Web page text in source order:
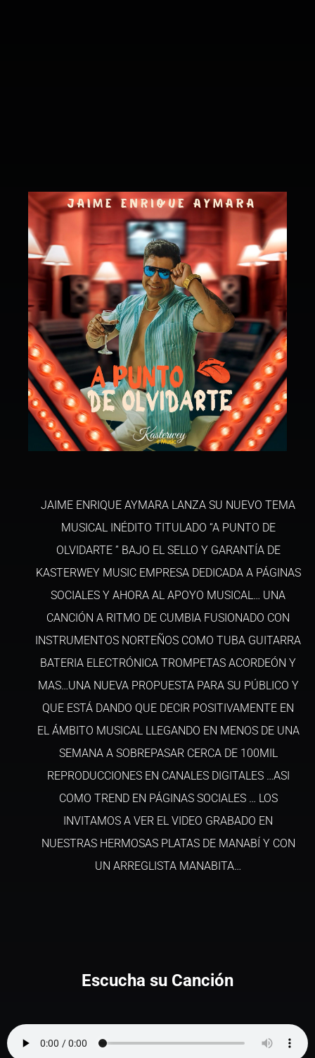
JAIME ENRIQUE AYMARA LANZA SU NUEVO TEMA
MUSICAL INÉDITO TITULADO “A PUNTO DE
OLVIDARTE ” BAJO EL SELLO Y GARANTÍA DE
KASTERWEY MUSIC EMPRESA DEDICADA A PÁGINAS
SOCIALES Y AHORA AL APOYO MUSICAL… UNA
CANCIÓN A RITMO DE CUMBIA FUSIONADO CON
INSTRUMENTOS NORTEÑOS COMO TUBA GUITARRA
BATERIA ELECTRÓNICA TROMPETAS ACORDEÓN Y
MAS…UNA NUEVA PROPUESTA PARA SU PÚBLICO Y
QUE ESTÁ DANDO QUE DECIR POSITIVAMENTE EN
EL ÁMBITO MUSICAL LLEGANDO EN MENOS DE UNA
SEMANA A SOBREPASAR CERCA DE 100MIL
REPRODUCCIONES EN CANALES DIGITALES …ASI
COMO TREND EN PÁGINAS SOCIALES … LOS
INVITAMOS A VER EL VIDEO GRABADO EN
NUESTRAS HERMOSAS PLATAS DE MANABÍ Y CON
UN ARREGLISTA MANABITA…
Escucha su Canción